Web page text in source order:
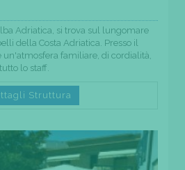
Adriatica, si trova sul lungomare
della Costa Adriatica. Presso il
un'atmosfera familiare, di cordialità,
lo staff.
Struttura